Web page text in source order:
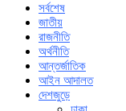
সর্বশেষ
জাতীয়
রাজনীতি
অর্থনীতি
আন্তর্জাতিক
আইন আদালত
দেশজুড়ে